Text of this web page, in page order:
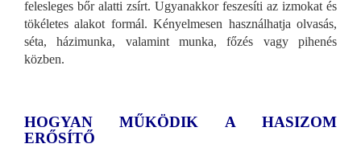
felesleges bőr alatti zsírt. Ugyanakkor feszesíti az izmokat és
tökéletes alakot formál. Kényelmesen használhatja olvasás,
séta, házimunka, valamint munka, főzés vagy pihenés
közben.
HOGYAN MŰKÖDIK A HASIZOM
ERŐSÍTŐ